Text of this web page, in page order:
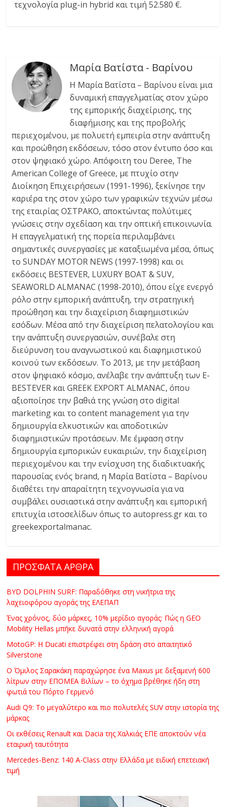
τεχνολογία plug-in hybrid και τιμή 52.580 €.
Μαρία Βατίστα - Βαρίνου
Η Μαρία Βατίστα – Βαρίνου είναι μια
δυναμική επαγγελματίας στον χώρο
της εμπορικής διαχείρισης, της
διαφήμισης και της προβολής
περιεχομένου, με πολυετή εμπειρία στην ανάπτυξη
και προώθηση εκδόσεων, τόσο στον έντυπο όσο και
στον ψηφιακό χώρο. Απόφοιτη του Deree, The
American College of Greece, με πτυχίο στην
Διοίκηση Επιχειρήσεων (1991-1996), ξεκίνησε την
καριέρα της στον χώρο των γραφικών τεχνών μέσω
της εταιρίας ΟΣΤΡΑΚΟ, αποκτώντας πολύτιμες
γνώσεις στην σχεδίαση και την οπτική επικοινωνία.
Η επαγγελματική της πορεία περιλαμβάνει
σημαντικές συνεργασίες με καταξιωμένα μέσα, όπως
το SUNDAY MOTOR NEWS (1997-1998) και οι
εκδόσεις BESTEVER, LUXURY BOAT & SUV,
SEAWORLD ALMANAC (1998-2010), όπου είχε ενεργό
ρόλο στην εμπορική ανάπτυξη, την στρατηγική
προώθηση και την διαχείριση διαφημιστικών
εσόδων. Μέσα από την διαχείριση πελατολογίου και
την ανάπτυξη συνεργασιών, συνέβαλε στη
διεύρυνση του αναγνωστικού και διαφημιστικού
κοινού των εκδόσεων. Το 2013, με την μετάβαση
στον ψηφιακό κόσμο, ανέλαβε την ανάπτυξη των E-
BESTEVER και GREEK EXPORT ALMANAC, όπου
αξιοποίησε την βαθιά της γνώση στο digital
marketing και το content management για την
δημιουργία ελκυστικών και αποδοτικών
διαφημιστικών προτάσεων. Με έμφαση στην
δημιουργία εμπορικών ευκαιριών, την διαχείριση
περιεχομένου και την ενίσχυση της διαδικτυακής
παρουσίας ενός brand, η Μαρία Βατίστα – Βαρίνου
διαθέτει την απαραίτητη τεχνογνωσία για να
συμβάλει ουσιαστικά στην ανάπτυξη και εμπορική
επιτυχία ιστοσελίδων όπως το autopress.gr και το
greekexportalmanac.
ΠΡΟΣΦΑΤΑ ΑΡΘΡΑ
BYD DOLPHIN SURF: Παραδόθηκε στη νικήτρια της
λαχειοφόρου αγοράς της ΕΛΕΠΑΠ
Ένας χρόνος, δύο μάρκες, 10% μερίδιο αγοράς: Πώς η GEO
Mobility Hellas μπήκε δυνατά στην ελληνική αγορά
MotoGP: Η Ducati επιστρέφει στη δράση στο απαιτητικό
Silverstone
Ο Όμιλος Σαρακάκη παραχώρησε ένα Maxus με δεξαμενή 600
λίτρων στην ΕΠΟΜΕΑ Βιλίων – το όχημα βρέθηκε ήδη στη
φωτιά του Πόρτο Γερμενό
Audi Q9: Το μεγαλύτερο και πιο πολυτελές SUV στην ιστορία της
μάρκας
Οι εκθέσεις Renault και Dacia της Χαλκιάς ΕΠΕ αποκτούν νέα
εταιρική ταυτότητα
Mercedes-Benz: 140 A-Class στην Ελλάδα με ειδική επετειακή
τιμή